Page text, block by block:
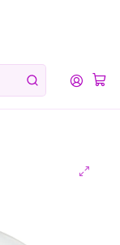
BIENVENIDA10
Joseon)- 30 ml